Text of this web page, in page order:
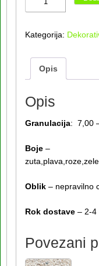
prirodni
0,65KG
Kategorija:
Opis
Opis
Granulacija: 7,00
Boje –
Oblik – nepravilno
Rok dostave – 2-4
Povezani